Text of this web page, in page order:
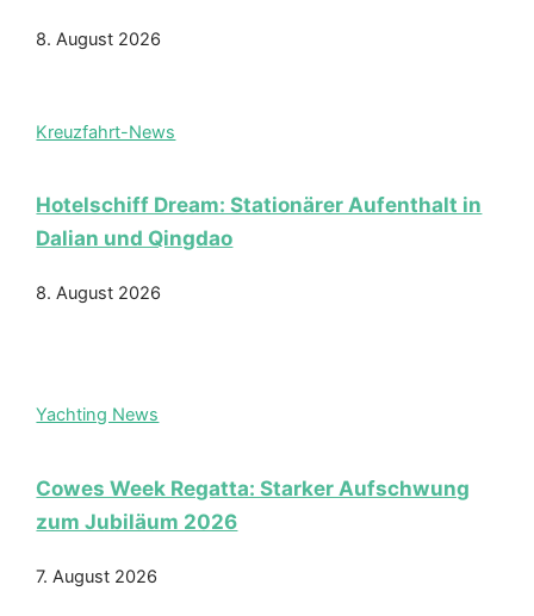
8. August 2026
Kreuzfahrt-News
Hotelschiff Dream: Stationärer Aufenthalt in
Dalian und Qingdao
8. August 2026
Yachting News
Cowes Week Regatta: Starker Aufschwung
zum Jubiläum 2026
7. August 2026